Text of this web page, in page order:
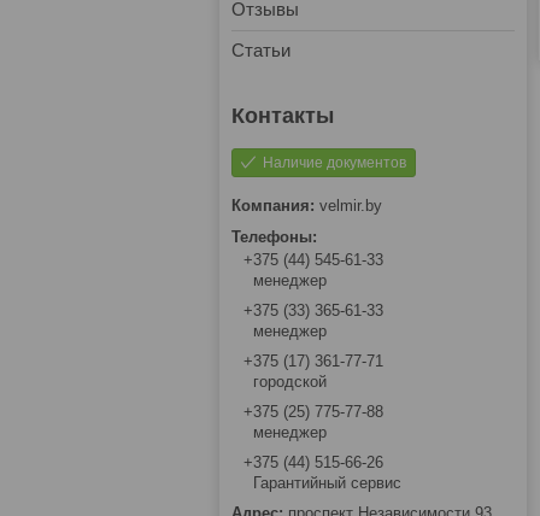
Отзывы
Статьи
Наличие документов
velmir.by
+375 (44) 545-61-33
менеджер
+375 (33) 365-61-33
менеджер
+375 (17) 361-77-71
городской
+375 (25) 775-77-88
менеджер
+375 (44) 515-66-26
Гарантийный сервис